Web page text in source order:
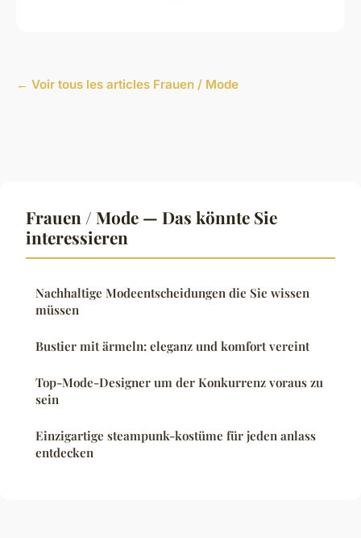
← Voir tous les articles Frauen / Mode
Frauen / Mode — Das könnte Sie
interessieren
Nachhaltige Modeentscheidungen die Sie wissen
müssen
Bustier mit ärmeln: eleganz und komfort vereint
Top-Mode-Designer um der Konkurrenz voraus zu
sein
Einzigartige steampunk-kostüme für jeden anlass
entdecken